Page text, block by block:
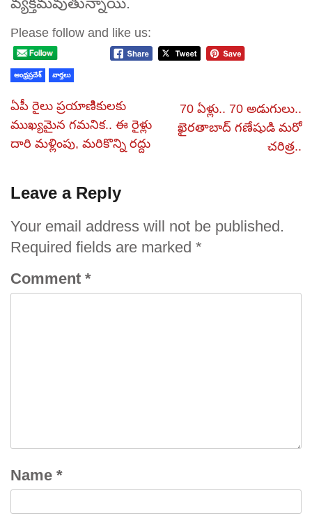
Please follow and like us:
ఆంధ్రప్రదేశ్ వార్తలు
ఏపీ రైలు ప్రయాణిికులకు
ముఖ్యమైన గమనిక.. ఈ రైళ్లు
దారి మళ్లింపు, మరికొన్ని రద్దు
70 ఏళ్లు.. 70 అడుగులు..
ఖైరతాబాద్‌ గణేషుడి మరో
చరిత్ర..
Leave a Reply
Your email address will not be published.
Required fields are marked *
Comment *
Name *